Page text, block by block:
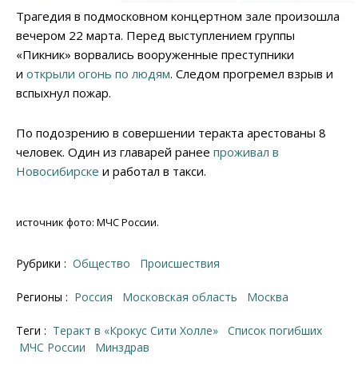
Трагедия в подмосковном концертном зале произошла
вечером 22 марта. Перед выступлением группы
«Пикник» ворвались вооруженные преступники
и открыли огонь по людям. Следом прогремел взрыв и
вспыхнул пожар.
По подозрению в совершении теракта арестованы 8
человек. Один из главарей ранее проживал в
Новосибирске и работал в такси.
источник фото: МЧС России.
Рубрики : Общество Происшествия
Регионы : Россия Московская область Москва
Теги : теракт в «Крокус Сити Холле»
список погибших
МЧС России
минздрав